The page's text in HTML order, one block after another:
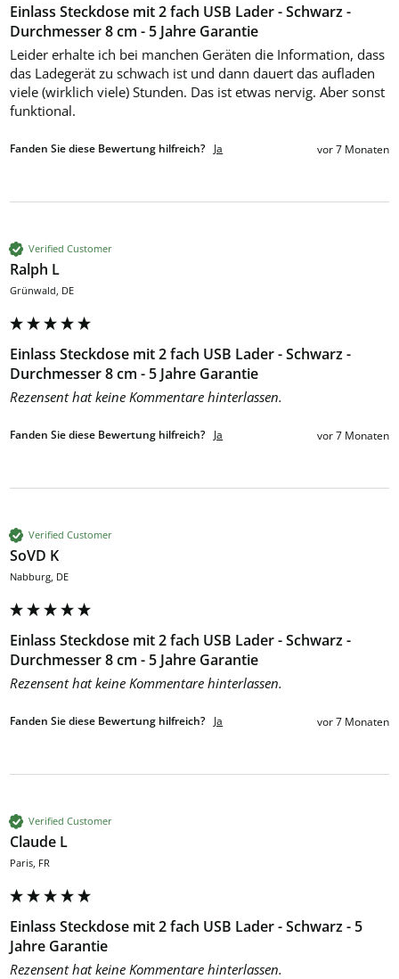
Einlass Steckdose mit 2 fach USB Lader - Schwarz -
Durchmesser 8 cm - 5 Jahre Garantie
Leider erhalte ich bei manchen Geräten die Information, dass
das Ladegerät zu schwach ist und dann dauert das aufladen
viele (wirklich viele) Stunden. Das ist etwas nervig. Aber sonst
funktional.
Fanden Sie diese Bewertung hilfreich? Ja vor 7 Monaten
Verified Customer
Ralph L
Grünwald, DE
Einlass Steckdose mit 2 fach USB Lader - Schwarz -
Durchmesser 8 cm - 5 Jahre Garantie
Rezensent hat keine Kommentare hinterlassen.
Fanden Sie diese Bewertung hilfreich? Ja vor 7 Monaten
Verified Customer
SoVD K
Nabburg, DE
Einlass Steckdose mit 2 fach USB Lader - Schwarz -
Durchmesser 8 cm - 5 Jahre Garantie
Rezensent hat keine Kommentare hinterlassen.
Fanden Sie diese Bewertung hilfreich? Ja vor 7 Monaten
Verified Customer
Claude L
Paris, FR
Einlass Steckdose mit 2 fach USB Lader - Schwarz - 5
Jahre Garantie
Rezensent hat keine Kommentare hinterlassen.